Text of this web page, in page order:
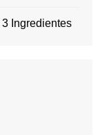
Ingredientes